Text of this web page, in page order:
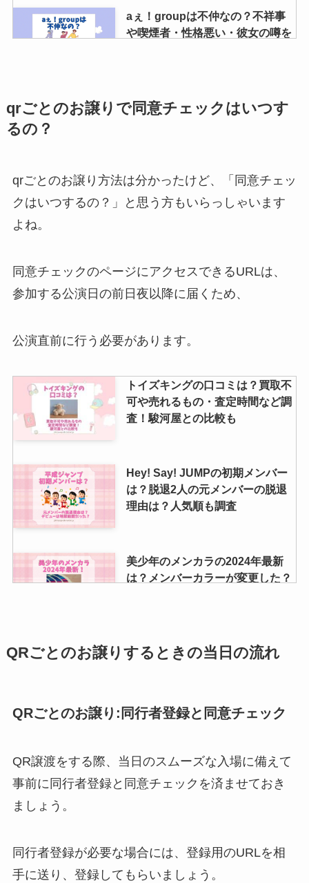
aぇ！groupは不仲なの？不祥事
や喫煙者・性格悪い・彼女の噂を
ジャニーズグッズを高く売る方法
は？高く売れるものや売るなら持
る方法！無料で見れる？
め？グッズ相場やdvd買取価格・
は？特典や値段・月会費や入会に
ついても解説
ーズは買取してくれる？ジャニー
ズ雑誌買取相場や値段なども調査
銀テのサイズ（幅や高さ）や収納
方法はあるの？
は？福本大晴のメンバーカラーや
qrごとのお譲りで同意チェックはいつす
るの？
qrごとのお譲り方法は分かったけど、「同意チェッ
クはいつするの？」と思う方もいらっしゃいます
よね。
同意チェックのページにアクセスできるURLは、
参加する公演日の前日夜以降に届くため、
公演直前に行う必要があります。
トイズキングの口コミは？買取不
可や売れるもの・査定時間など調
査！駿河屋との比較も
Hey! Say! JUMPの初期メンバー
は？脱退2人の元メンバーの脱退
理由は？人気順も調査
美少年のメンカラの2024年最新
は？メンバーカラーが変更した？
なにわ男子に結婚してる人はい
般】取れた人の方法は？コンビニ
で払うの？取れる確率も調査
所理由、圧力も調査！
QRごとのお譲りするときの当日の流れ
QRごとのお譲り:同行者登録と同意チェック
QR譲渡をする際、当日のスムーズな入場に備えて
事前に同行者登録と同意チェックを済ませておき
ましょう。
同行者登録が必要な場合には、登録用のURLを相
手に送り、登録してもらいましょう。